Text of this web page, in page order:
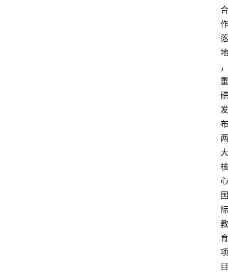
合
作
落
地
，
重
磅
发
布
两
大
核
心
国
际
教
育
项
目